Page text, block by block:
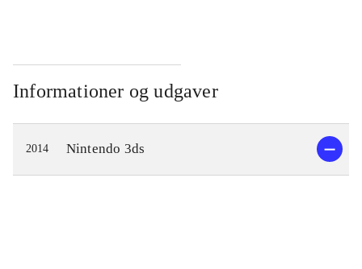
Informationer og udgaver
2014 Nintendo 3ds